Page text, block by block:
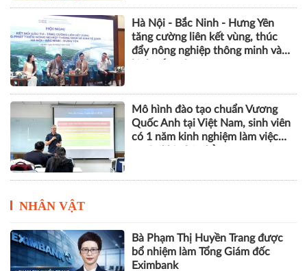
Hà Nội - Bắc Ninh - Hưng Yên
tăng cường liên kết vùng, thúc
đẩy nông nghiệp thông minh và
Mô hình đào tạo chuẩn Vương
Quốc Anh tại Việt Nam, sinh viên
có 1 năm kinh nghiệm làm việc
NHÂN VẬT
Bà Phạm Thị Huyền Trang được
bổ nhiệm làm Tổng Giám đốc
Eximbank